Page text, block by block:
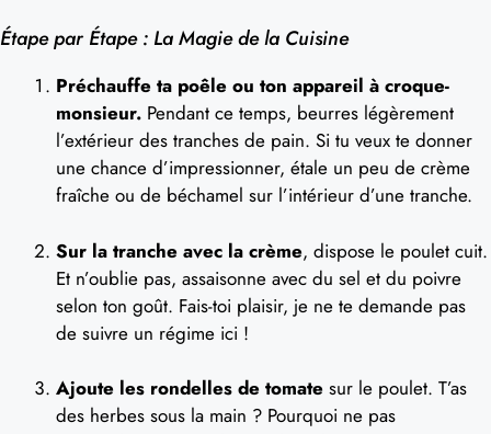
Étape par Étape : La Magie de la Cuisine
Préchauffe ta poêle ou ton appareil à croque-
monsieur. Pendant ce temps, beurres légèrement
l’extérieur des tranches de pain. Si tu veux te donner
une chance d’impressionner, étale un peu de crème
fraîche ou de béchamel sur l’intérieur d’une tranche.
Sur la tranche avec la crème, dispose le poulet cuit.
Et n’oublie pas, assaisonne avec du sel et du poivre
selon ton goût. Fais-toi plaisir, je ne te demande pas
de suivre un régime ici !
Ajoute les rondelles de tomate sur le poulet. T’as
des herbes sous la main ? Pourquoi ne pas